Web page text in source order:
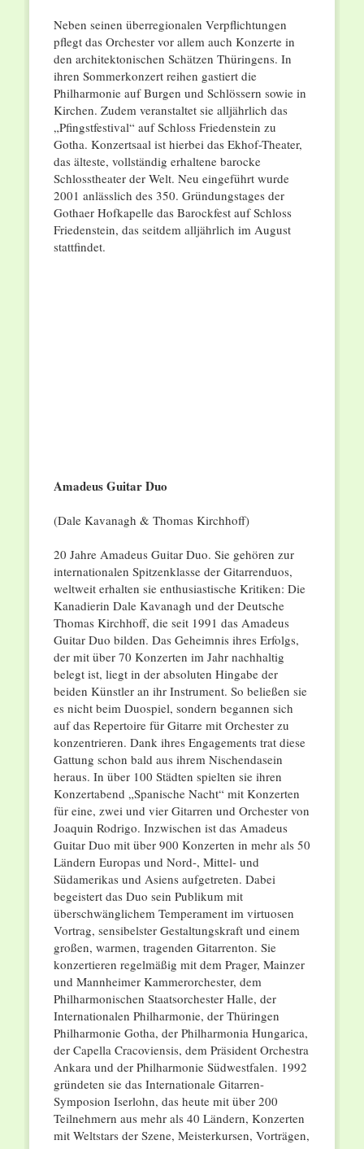
Neben seinen überregionalen Verpflichtungen
pflegt das Orchester vor allem auch Konzerte in
den architektonischen Schätzen Thüringens. In
ihren Sommerkonzert reihen gastiert die
Philharmonie auf Burgen und Schlössern sowie in
Kirchen. Zudem veranstaltet sie alljährlich das
„Pfingstfestival“ auf Schloss Friedenstein zu
Gotha. Konzertsaal ist hierbei das Ekhof-Theater,
das älteste, vollständig erhaltene barocke
Schlosstheater der Welt. Neu eingeführt wurde
2001 anlässlich des 350. Gründungstages der
Gothaer Hofkapelle das Barockfest auf Schloss
Friedenstein, das seitdem alljährlich im August
stattfindet.
Amadeus Guitar Duo
(Dale Kavanagh & Thomas Kirchhoff)
20 Jahre Amadeus Guitar Duo. Sie gehören zur
internationalen Spitzenklasse der Gitarrenduos,
weltweit erhalten sie enthusiastische Kritiken: Die
Kanadierin Dale Kavanagh und der Deutsche
Thomas Kirchhoff, die seit 1991 das Amadeus
Guitar Duo bilden. Das Geheimnis ihres Erfolgs,
der mit über 70 Konzerten im Jahr nachhaltig
belegt ist, liegt in der absoluten Hingabe der
beiden Künstler an ihr Instrument. So beließen sie
es nicht beim Duospiel, sondern begannen sich
auf das Repertoire für Gitarre mit Orchester zu
konzentrieren. Dank ihres Engagements trat diese
Gattung schon bald aus ihrem Nischendasein
heraus. In über 100 Städten spielten sie ihren
Konzertabend „Spanische Nacht“ mit Konzerten
für eine, zwei und vier Gitarren und Orchester von
Joaquin Rodrigo. Inzwischen ist das Amadeus
Guitar Duo mit über 900 Konzerten in mehr als 50
Ländern Europas und Nord-, Mittel- und
Südamerikas und Asiens aufgetreten. Dabei
begeistert das Duo sein Publikum mit
überschwänglichem Temperament im virtuosen
Vortrag, sensibelster Gestaltungskraft und einem
großen, warmen, tragenden Gitarrenton. Sie
konzertieren regelmäßig mit dem Prager, Mainzer
und Mannheimer Kammerorchester, dem
Philharmonischen Staatsorchester Halle, der
Internationalen Philharmonie, der Thüringen
Philharmonie Gotha, der Philharmonia Hungarica,
der Capella Cracoviensis, dem Präsident Orchestra
Ankara und der Philharmonie Südwestfalen. 1992
gründeten sie das Internationale Gitarren-
Symposion Iserlohn, das heute mit über 200
Teilnehmern aus mehr als 40 Ländern, Konzerten
mit Weltstars der Szene, Meisterkursen, Vorträgen,